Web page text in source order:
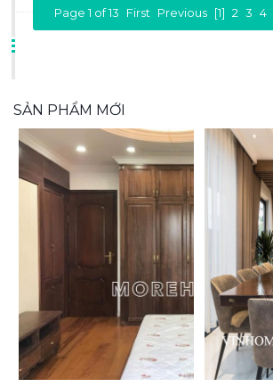
Page 1 of 13 First Previous [1] 2 3 4
SẢN PHẨM MỚI